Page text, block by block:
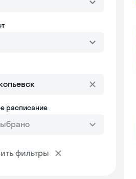
расписание
фильтры